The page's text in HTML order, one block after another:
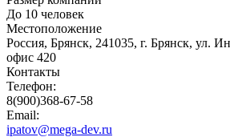
До 10 человек
Местоположение
Россия, Брянск, 241035, г. Брянск, ул.
офис 420
Контакты
Телефон:
8(900)368-67-58
Email:
ipatov@mega-dev.ru